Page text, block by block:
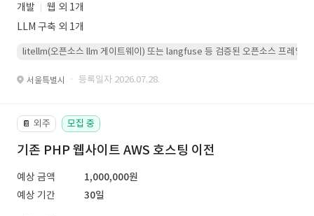
개발
웹 외 1개
LLM 구축 외 1개
litellm(오픈소스 llm 게이트웨이) 또는 langfuse 등 검증된 오픈소스 프레임워
서울특별시 · 등록일자 2026.07.28.
📔 외주 모집 중
기존 PHP 웹사이트 AWS 호스팅 이전
예상 금액
1,000,000원
예상 기간
30일